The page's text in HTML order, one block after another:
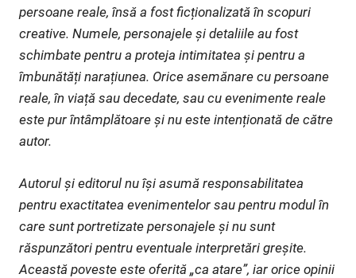
persoane reale, însă a fost ficționalizată în scopuri
creative. Numele, personajele și detaliile au fost
schimbate pentru a proteja intimitatea și pentru a
îmbunătăți narațiunea. Orice asemănare cu persoane
reale, în viață sau decedate, sau cu evenimente reale
este pur întâmplătoare și nu este intenționată de către
autor.
Autorul și editorul nu își asumă responsabilitatea
pentru exactitatea evenimentelor sau pentru modul în
care sunt portretizate personajele și nu sunt
răspunzători pentru eventuale interpretări greșite.
Această poveste este oferită „ca atare”, iar orice opinii